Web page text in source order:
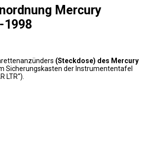
Mercury
1998
(Steckdose) des Mercury
Sicherungskasten der Instrumententafel
LTR“).